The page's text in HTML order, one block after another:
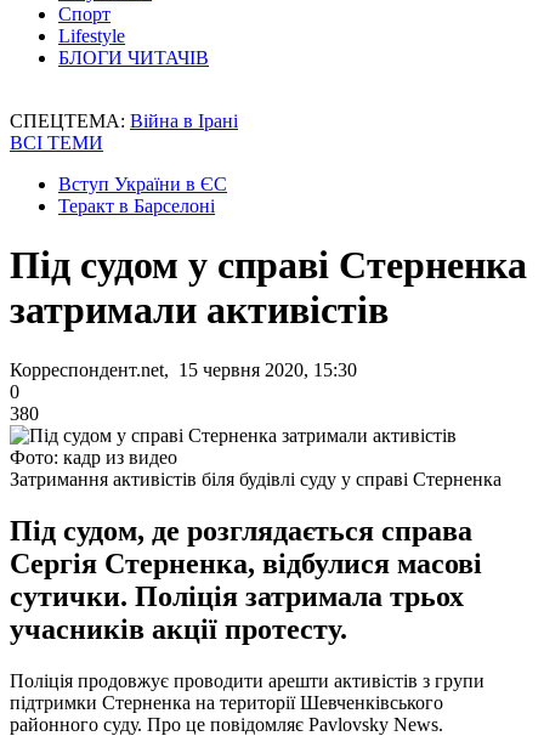
Спорт
Lifestyle
БЛОГИ ЧИТАЧІВ
СПЕЦТЕМА: Війна в Ірані
ВСІ ТЕМИ
Вступ України в ЄС
Теракт в Барселоні
Під судом у справі Стерненка
затримали активістів
Корреспондент.net, 15 червня 2020, 15:30
0
380
Фото: кадр из видео
Затримання активістів біля будівлі суду у справі Стерненка
Під судом, де розглядається справа
Сергія Стерненка, відбулися масові
сутички. Поліція затримала трьох
учасників акції протесту.
Поліція продовжує проводити арешти активістів з групи
підтримки Стерненка на території Шевченківського
районного суду. Про це повідомляє Pavlovsky News.